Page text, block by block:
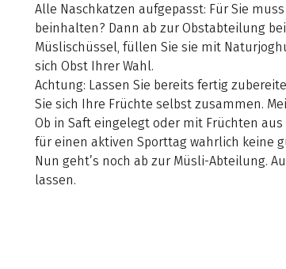
Alle Naschkatzen aufgepasst: Für Sie
beinhalten? Dann ab zur Obstabteilung
Müslischüssel, füllen Sie sie mit
sich Obst Ihrer Wahl.
Achtung: Lassen Sie bereits fertig
Sie sich Ihre Früchte selbst zusammen.
Ob in Saft eingelegt oder mit Früchten
für einen aktiven Sporttag wahrlich keine
Nun geht’s noch ab zur Müsli-Abteilung.
lassen.